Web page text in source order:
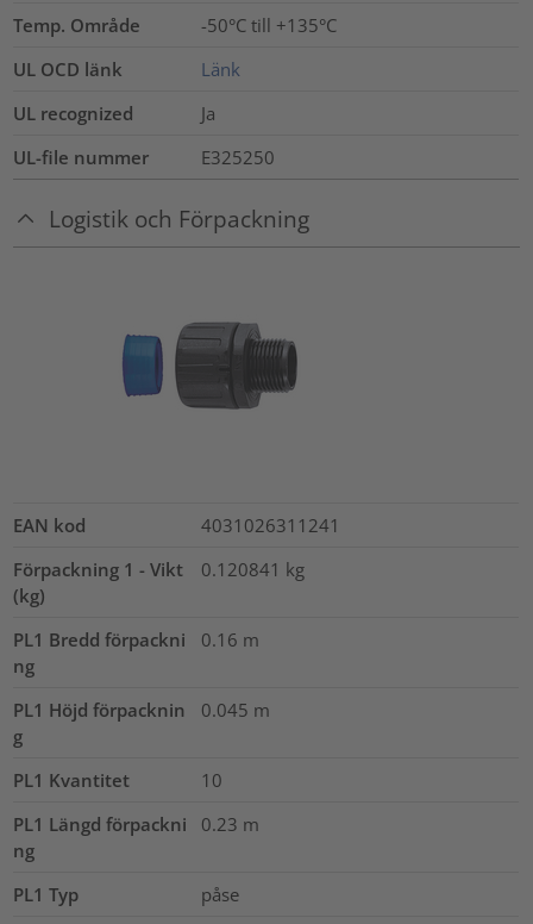
Temp. Område
-50°C till +135°C
UL OCD länk
Länk
UL recognized
Ja
UL-file nummer
E325250
Logistik och Förpackning
EAN kod
4031026311241
Förpackning 1 - Vikt
(kg)
0.120841 kg
PL1 Bredd förpackni
ng
0.16 m
PL1 Höjd förpacknin
g
0.045 m
PL1 Kvantitet
10
PL1 Längd förpackni
ng
0.23 m
PL1 Typ
påse